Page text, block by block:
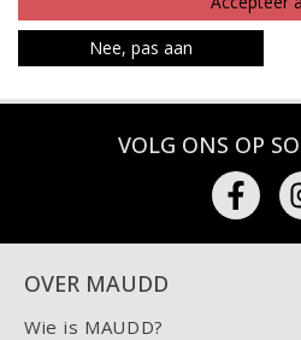
VOLG ONS OP
OVER MAUDD
Wie is MAUDD?
Nee, pas aan